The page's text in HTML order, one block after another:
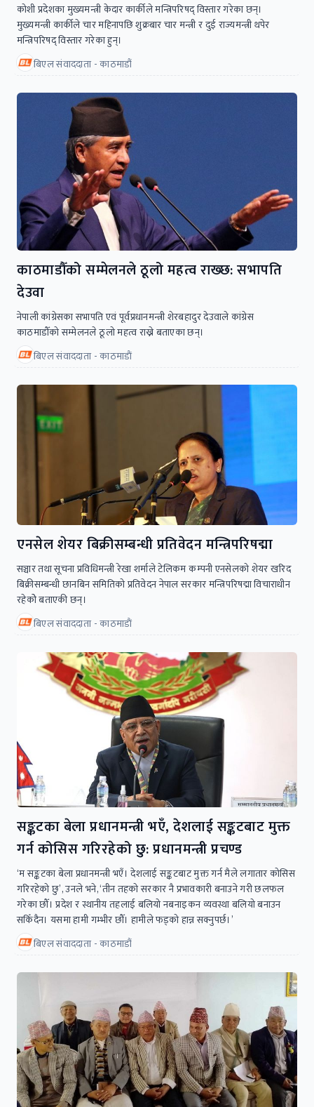
कोशी प्रदेशका मुख्यमन्त्री केदार कार्कीले मन्त्रिपरिषद्‌ विस्तार गरेका छन्।
मुख्यमन्त्री कार्कीले चार महिनापछि शुक्रबार चार मन्त्री र दुई राज्यमन्त्री थपेर
मन्त्रिपरिषद्‌ विस्तार गरेका हुन्।
बिएल संवाददाता - काठमाडौं
काठमाडौँको सम्मेलनले ठूलो महत्व राख्छ: सभापति
देउवा
नेपाली कांग्रेसका सभापति एवं पूर्वप्रधानमन्त्री शेरबहादुर देउवाले कांग्रेस
काठमाडौँको सम्मेलनले ठूलो महत्व राख्ने बताएका छन्।
बिएल संवाददाता - काठमाडाैं
एनसेल शेयर बिक्रीसम्बन्धी प्रतिवेदन मन्त्रिपरिषद्मा
सञ्चार तथा सूचना प्रविधिमन्त्री रेखा शर्माले टेलिकम कम्पनी एनसेलको शेयर खरिद
बिक्रीसम्बन्धी छानबिन समितिको प्रतिवेदन नेपाल सरकार मन्त्रिपरिषद्मा विचाराधीन
रहेकोे बताएकी छन्।
बिएल संवाददाता - काठमाडाैं
सङ्कटका बेला प्रधानमन्त्री भएँ, देशलाई सङ्कटबाट मुक्त
गर्न कोसिस गरिरहेको छु: प्रधानमन्त्री प्रचण्ड
‘म सङ्कटका बेला प्रधानमन्त्री भएँ। देशलाई सङ्कटबाट मुक्त गर्न मैले लगातार कोसिस
गरिरहेको छु’, उनले भने, ‘तीन तहको सरकार नै प्रभावकारी बनाउने गरी छलफल
गरेका छौँ। प्रदेश र स्थानीय तहलाई बलियो नबनाइकन व्यवस्था बलियो बनाउन
सकिँदैन। यसमा हामी गम्भीर छौँ। हामीले फड्को हान्न सक्नुपर्छ।’
बिएल संवाददाता - काठमाडौं